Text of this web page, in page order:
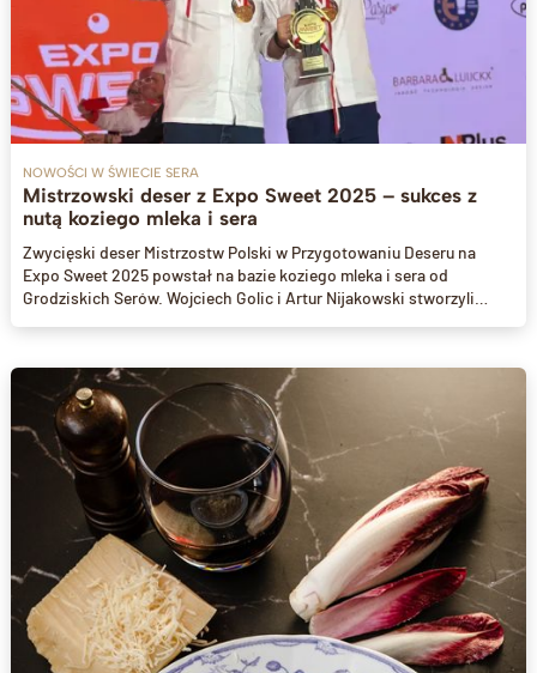
NOWOŚCI W ŚWIECIE SERA
Mistrzowski deser z Expo Sweet 2025 – sukces z
nutą koziego mleka i sera
Zwycięski deser Mistrzostw Polski w Przygotowaniu Deseru na
Expo Sweet 2025 powstał na bazie koziego mleka i sera od
Grodziskich Serów. Wojciech Golic i Artur Nijakowski stworzyli
surowce są kluczem do cukierniczych arcydzieł.